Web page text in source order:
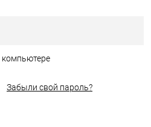
Забыли свой пароль?